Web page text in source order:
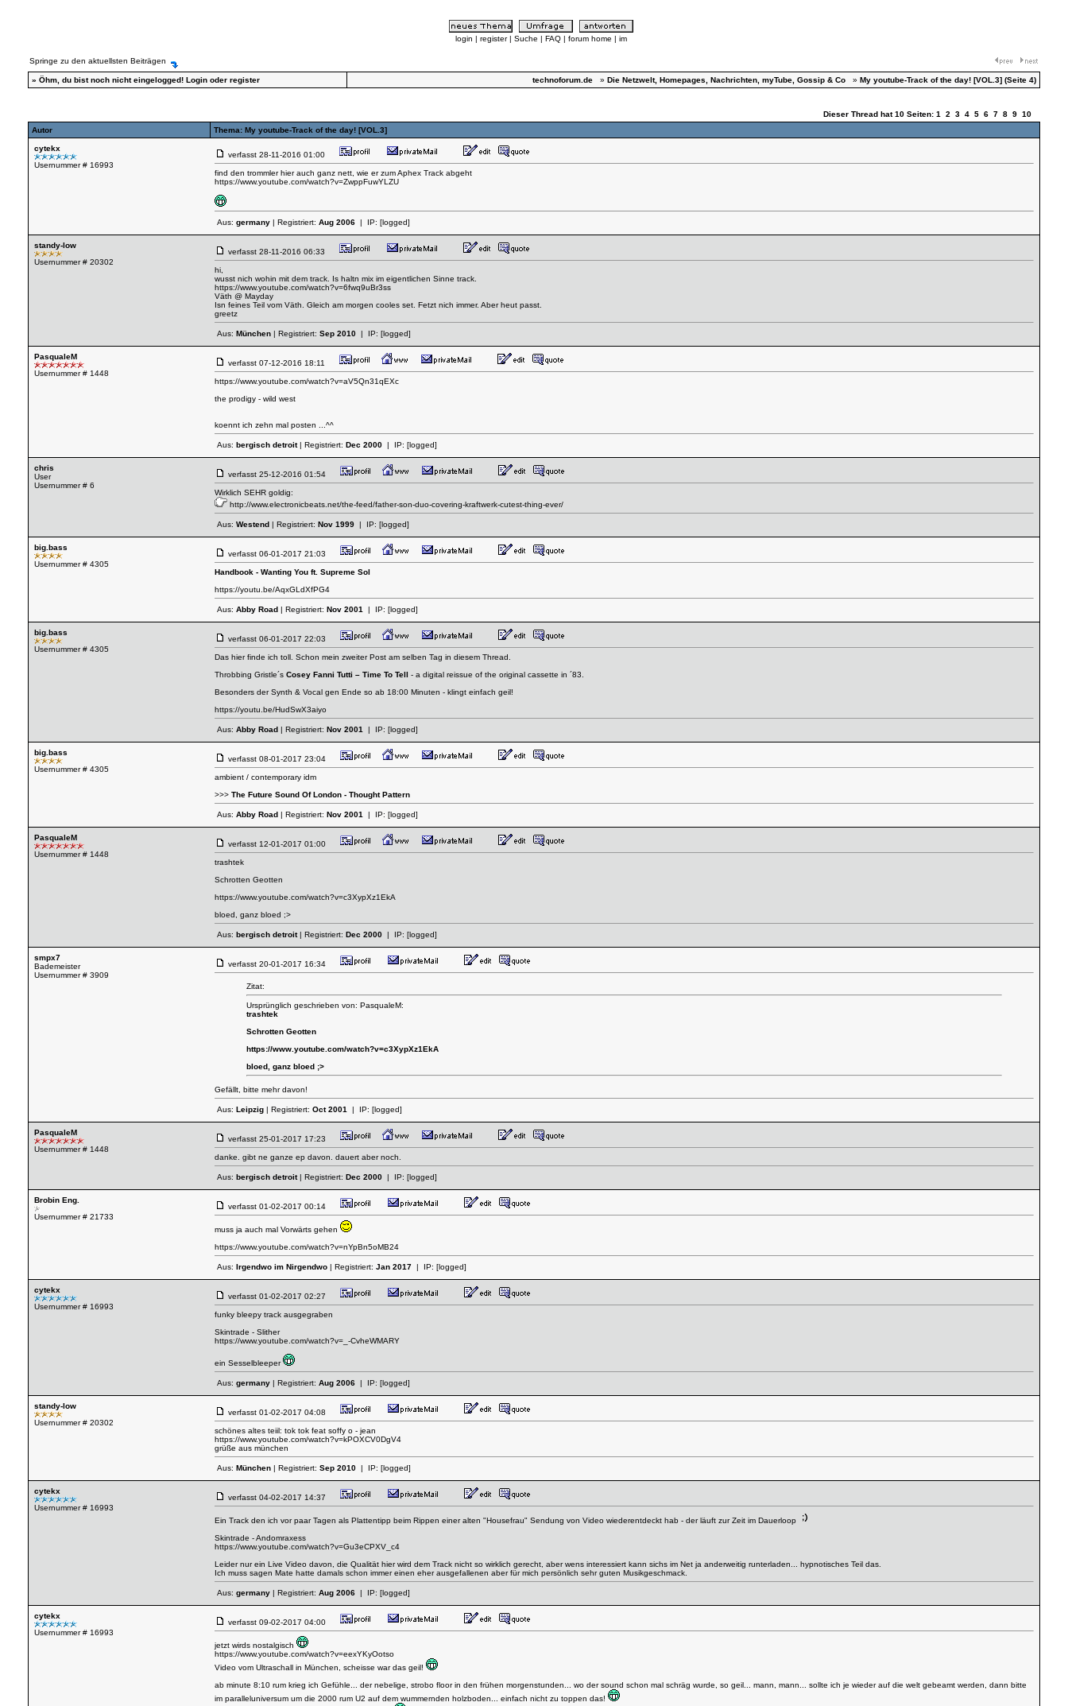
login | register | Suche | FAQ | forum home | im
Springe zu den aktuellsten Beiträgen
» Öhm, du bist noch nicht eingelogged! Login oder register technoforum.de » Die Netzwelt, Homepages, Nachrichten, myTube, Gossip & Co » My youtube-Track of the day! [VOL.3] (Seite 4)
Dieser Thread hat 10 Seiten: 1 2 3 4 5 6 7 8 9 10
Autor
Thema: My youtube-Track of the day! [VOL.3]
cytekx
Usernummer # 16993
verfasst 28-11-2016 01:00
find den trommler hier auch ganz nett, wie er zum Aphex Track abgeht
https://www.youtube.com/watch?v=ZwppFuwYLZU
Aus: germany | Registriert: Aug 2006 | IP: [logged]
standy-low
Usernummer # 20302
verfasst 28-11-2016 06:33
hi,
wusst nich wohin mit dem track. Is haltn mix im eigentlichen Sinne track.
https://www.youtube.com/watch?v=6fwq9uBr3ss
Väth @ Mayday
Isn feines Teil vom Väth. Gleich am morgen cooles set. Fetzt nich immer. Aber heut passt.
greetz
Aus: München | Registriert: Sep 2010 | IP: [logged]
PasqualeM
Usernummer # 1448
verfasst 07-12-2016 18:11
https://www.youtube.com/watch?v=aV5Qn31qEXc
the prodigy - wild west
koennt ich zehn mal posten ...^^
Aus: bergisch detroit| Registriert: Dec 2000 | IP: [logged]
chris
User
Usernummer # 6
verfasst 25-12-2016 01:54
Wirklich SEHR goldig:
http://www.electronicbeats.net/the-feed/father-son-duo-covering-kraftwerk-cutest-thing-ever/
Aus: Westend | Registriert: Nov 1999 | IP: [logged]
big.bass
Usernummer # 4305
verfasst 06-01-2017 21:03
Handbook - Wanting You ft. Supreme Sol
https://youtu.be/AqxGLdXfPG4
Aus: Abby Road | Registriert: Nov 2001 | IP: [logged]
big.bass
Usernummer # 4305
verfasst 06-01-2017 22:03
Das hier finde ich toll. Schon mein zweiter Post am selben Tag in diesem Thread.
Throbbing Gristle´s Cosey Fanni Tutti ‎– Time To Tell - a digital reissue of the original cassette in ´83.
Besonders der Synth & Vocal gen Ende so ab 18:00 Minuten - klingt einfach geil!
https://youtu.be/HudSwX3aiyo
Aus: Abby Road | Registriert: Nov 2001 | IP: [logged]
big.bass
Usernummer # 4305
verfasst 08-01-2017 23:04
ambient / contemporary idm
>>> The Future Sound Of London - Thought Pattern
Aus: Abby Road | Registriert: Nov 2001 | IP: [logged]
PasqualeM
Usernummer # 1448
verfasst 12-01-2017 01:00
trashtek
Schrotten Geotten
https://www.youtube.com/watch?v=c3XypXz1EkA
bloed, ganz bloed ;>
Aus: bergisch detroit| Registriert: Dec 2000 | IP: [logged]
smpx7
Bademeister
Usernummer # 3909
verfasst 20-01-2017 16:34
Zitat:
Ursprünglich geschrieben von: PasqualeM:
trashtek
Schrotten Geotten
https://www.youtube.com/watch?v=c3XypXz1EkA
bloed, ganz bloed ;>
Gefällt, bitte mehr davon!
Aus: Leipzig | Registriert: Oct 2001 | IP: [logged]
PasqualeM
Usernummer # 1448
verfasst 25-01-2017 17:23
danke. gibt ne ganze ep davon. dauert aber noch.
Aus: bergisch detroit| Registriert: Dec 2000 | IP: [logged]
Brobin Eng.
Usernummer # 21733
verfasst 01-02-2017 00:14
muss ja auch mal Vorwärts gehen
https://www.youtube.com/watch?v=nYpBn5oMB24
Aus: Irgendwo im Nirgendwo | Registriert: Jan 2017 | IP: [logged]
cytekx
Usernummer # 16993
verfasst 01-02-2017 02:27
funky bleepy track ausgegraben
Skintrade - Slither
https://www.youtube.com/watch?v=_-CvheWMARY
ein Sesselbleeper
Aus: germany | Registriert: Aug 2006 | IP: [logged]
standy-low
Usernummer # 20302
verfasst 01-02-2017 04:08
schönes altes teiil: tok tok feat soffy o - jean
https://www.youtube.com/watch?v=kPOXCV0DgV4
grüße aus münchen
Aus: München | Registriert: Sep 2010 | IP: [logged]
cytekx
Usernummer # 16993
verfasst 04-02-2017 14:37
Ein Track den ich vor paar Tagen als Plattentipp beim Rippen einer alten "Housefrau" Sendung von Video wiederentdeckt hab - der läuft zur Zeit im Dauerloop
Skintrade - Andomraxess
https://www.youtube.com/watch?v=Gu3eCPXV_c4
Leider nur ein Live Video davon, die Qualität hier wird dem Track nicht so wirklich gerecht, aber wens interessiert kann sichs im Net ja anderweitig runterladen... hypnotisches Teil das.
Ich muss sagen Mate hatte damals schon immer einen eher ausgefallenen aber für mich persönlich sehr guten Musikgeschmack.
Aus: germany | Registriert: Aug 2006 | IP: [logged]
cytekx
Usernummer # 16993
verfasst 09-02-2017 04:00
jetzt wirds nostalgisch
https://www.youtube.com/watch?v=eexYKyOotso
Video vom Ultraschall in München, scheisse war das geil!
ab minute 8:10 rum krieg ich Gefühle... der nebelige, strobo floor in den frühen morgenstunden... wo der sound schon mal schräg wurde, so geil... mann, mann... sollte ich je wieder auf die welt gebeamt werden, dann bitte
im paralleluniversum um die 2000 rum U2 auf dem wummernden holzboden... einfach nicht zu toppen das!